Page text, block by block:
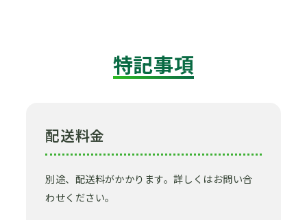
特記事項
配送料金
別途、配送料がかかります。詳しくはお問い合
わせください。